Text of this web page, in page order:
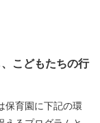
こどもたちの行
保育園に下記の環